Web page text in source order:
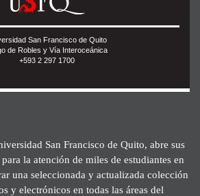
San Francisco de Quito
de Robles y Vía Interoceánica
+593 2 297 1700
San Francisco de Quito, abre sus
la atención de miles de estudiantes en
una seleccionada y actualizada colección
y electrónicos en todas las áreas del